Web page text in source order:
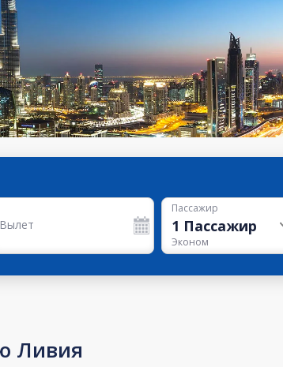
Вылет
Пассажир
1 Пассажир
Эконом
Ливия